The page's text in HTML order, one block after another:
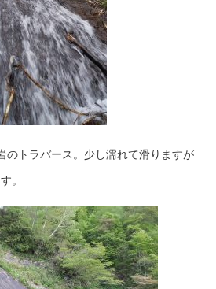
のトラバース。少し濡れて滑りますが
。